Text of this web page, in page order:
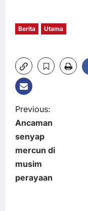
Berita Utama
P
o
s
t
Previous:
Ancaman
senyap
mercun di
musim
perayaan